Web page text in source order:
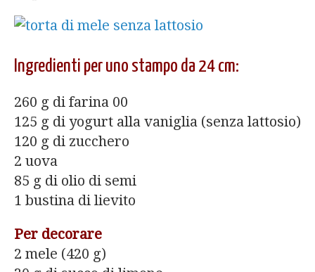
Ingredienti per uno stampo da 24 cm:
260 g di farina 00
125 g di yogurt alla vaniglia (senza lattosio)
120 g di zucchero
2 uova
85 g di olio di semi
1 bustina di lievito
Per decorare
2 mele (420 g)